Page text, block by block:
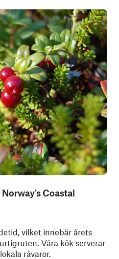
Coastal
vilket innebär årets
Våra kök serverar
råvaror.